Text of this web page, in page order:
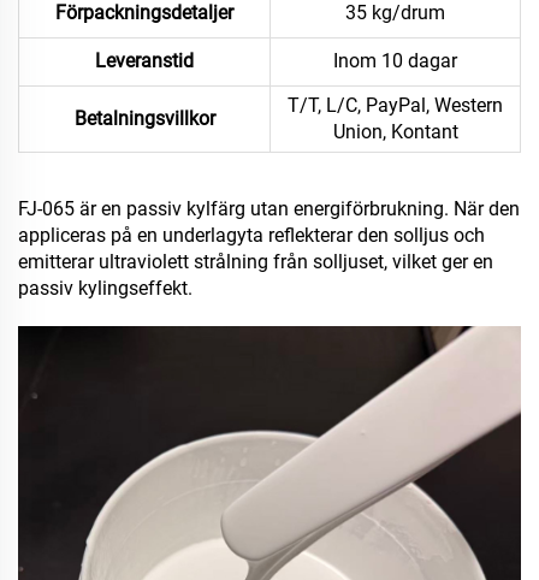
Förpackningsdetaljer 35 kg/drum
Leveranstid Inom 10 dagar
Betalningsvillkor
T/T, L/C, PayPal, Western
Union, Kontant
FJ-065 är en passiv kylfärg utan energiförbrukning. När den
appliceras på en underlagyta reflekterar den solljus och
emitterar ultraviolett strålning från solljuset, vilket ger en
passiv kylingseffekt.